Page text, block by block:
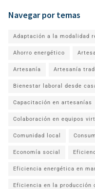
Navegar por temas
Adaptación a la modalidad
Ahorro energético
Artesanía Artesanía
Bienestar laboral desde
Capacitación en artesanías
Colaboración en equipos
Comunidad local
Economía social
Eficiencia energética en
Eficiencia en la producción